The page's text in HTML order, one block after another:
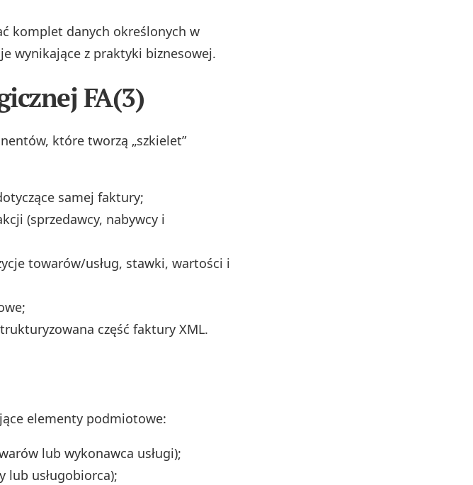
komplet danych określonych w
wynikające z praktyki biznesowej.
FA(3)
które tworzą „szkielet”
samej faktury;
(sprzedawcy, nabywcy i
towarów/usług, stawki, wartości i
część faktury XML.
elementy podmiotowe:
lub wykonawca usługi);
lub usługobiorca);